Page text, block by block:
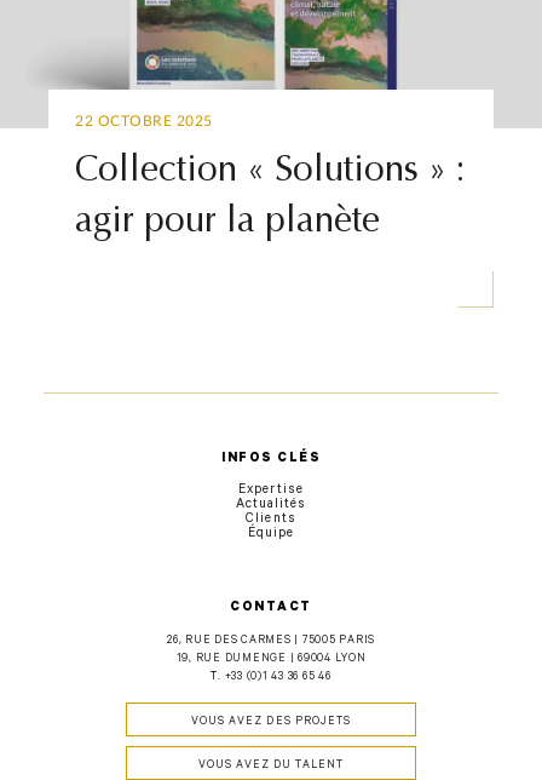
22 OCTOBRE 2025
Collection « Solutions » :
agir pour la planète
CONTACT
26, RUE DES CARMES | 75005 PARIS
19, RUE DUMENGE | 69004 LYON
T. +33 (0)1 43 36 65 46
VOUS AVEZ DES PROJETS
VOUS AVEZ DU TALENT
INFOS CLÉS
Expertise
Actualités
Clients
Équipe